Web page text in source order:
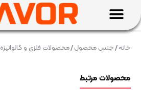
خانه/جنس محصول/محصولات فلزی و گالوانیزه
محصولات مرتبط